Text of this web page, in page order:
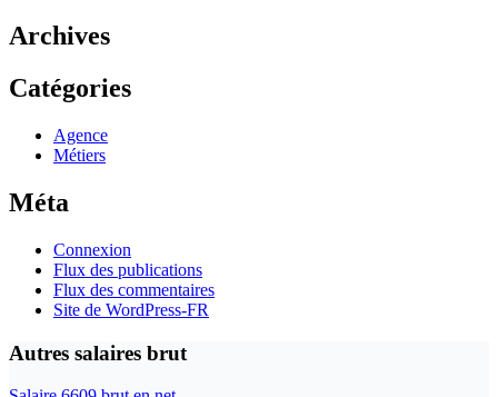
Archives
Catégories
Agence
Métiers
Méta
Connexion
Flux des publications
Flux des commentaires
Site de WordPress-FR
Autres salaires brut